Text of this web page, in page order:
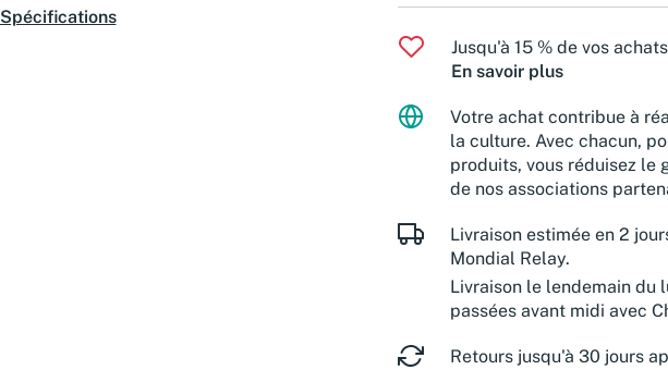
Spécifications
Jusqu'à 15 % de vos
En savoir plus
Votre achat contribue à
la culture. Avec chacun,
produits, vous réduisez le
de nos associations
Livraison estimée en 2
Mondial Relay.
Livraison le lendemain du
passées avant midi avec
Retours jusqu'à 30 jours